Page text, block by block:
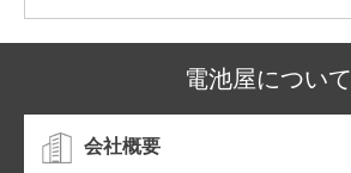
電池屋について
会社概要